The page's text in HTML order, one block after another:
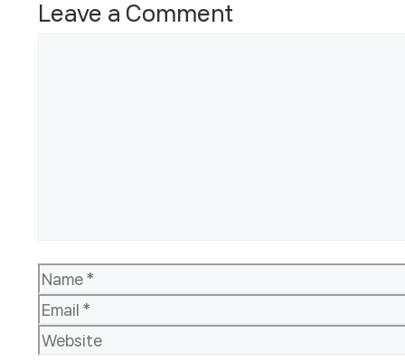
Leave a Comment
Name
Email
Website